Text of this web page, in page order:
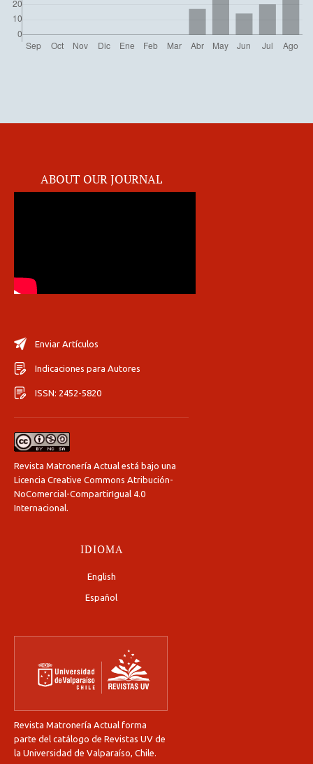
ABOUT OUR JOURNAL
Enviar Artículos
Indicaciones para Autores
ISSN: 2452-5820
Revista Matronería Actual está bajo una
Licencia Creative Commons Atribución-
NoComercial-CompartirIgual 4.0
Internacional.
IDIOMA
English
Español
Revista Matronería Actual forma
parte del catálogo de Revistas UV de
la Universidad de Valparaíso, Chile.